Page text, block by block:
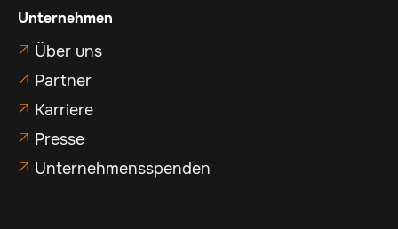
Unternehmen
 Über uns
 Partner
 Karriere
 Presse
 Unternehmensspenden